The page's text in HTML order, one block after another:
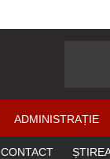
ADMINISTRAȚIE
CONTACT